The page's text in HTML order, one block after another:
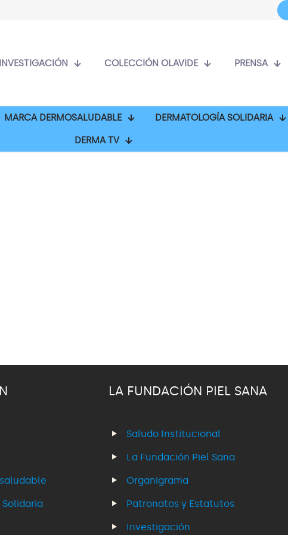
INVESTIGACIÓN COLECCIÓN OLAVIDE PRENSA
MARCA DERMOSALUDABLE DERMATOLOGÍA SOLIDARIA
DERMA TV
LA FUNDACIÓN PIEL SANA
Saludo Institucional
La Fundación Piel Sana
Organigrama
Patronatos y Estatutos
Investigación